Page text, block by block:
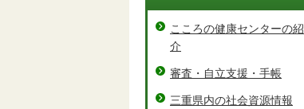
こころの健康センターの紹
介
審査・自立支援・手帳
三重県内の社会資源情報